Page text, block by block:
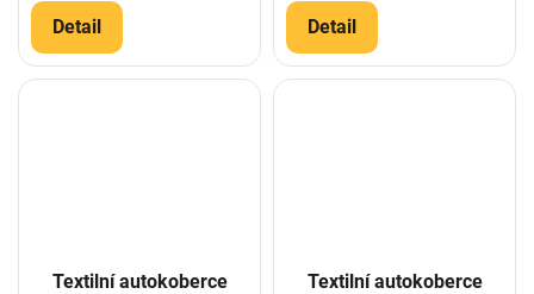
Detail Detail
Textilní autokoberce
Textilní autokoberce